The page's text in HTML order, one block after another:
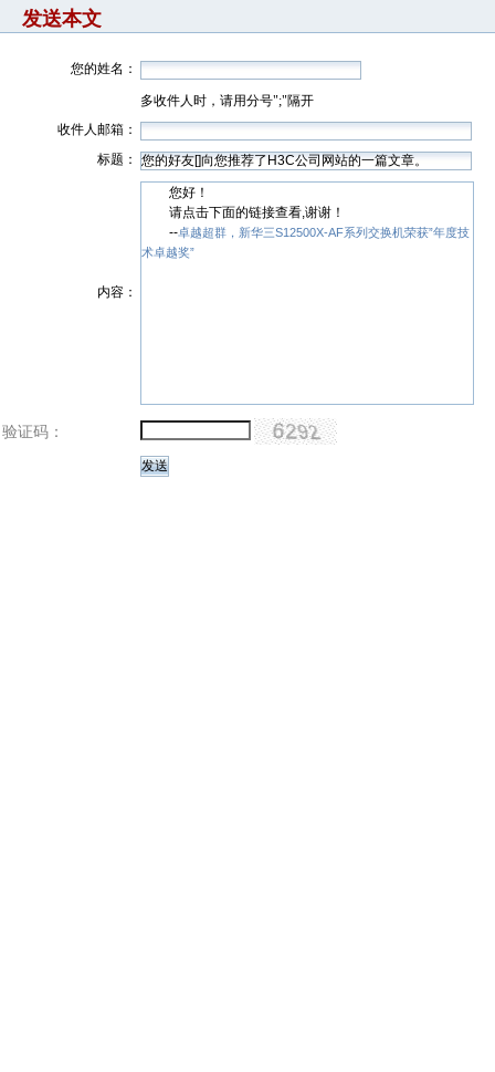
发送本文
您的姓名：
多收件人时，请用分号";"隔开
收件人邮箱：
标题：
内容：
您好！
请点击下面的链接查看,谢谢！
--卓越超群，新华三S12500X-AF系列交换机荣获”年度技
术卓越奖”
验证码：